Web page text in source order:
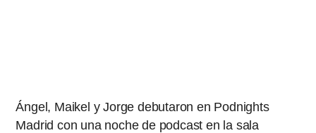
Ángel, Maikel y Jorge debutaron en Podnights
Madrid con una noche de podcast en la sala